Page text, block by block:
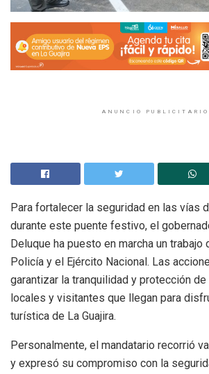
ANUNCIO PUBLICITARIO
Para fortalecer la seguridad en las vías
durante este puente festivo, el
Deluque ha puesto en marcha un trabajo
Policía y el Ejército Nacional. Las
garantizar la tranquilidad y protección
locales y visitantes que llegan para
turística de La Guajira.
Personalmente, el mandatario recorrió
y expresó su compromiso con la